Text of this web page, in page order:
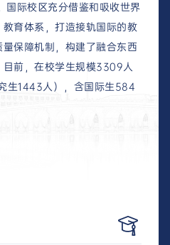
国际校区充分借鉴和吸收世界
育体系，打造接轨国际的教
保障机制，构建了融合东西
前，在校学生规模3309人
生1443人），含国际生584